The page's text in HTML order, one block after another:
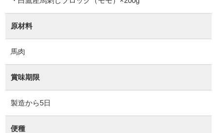
原材料
馬肉
賞味期限
製造から5日
便種